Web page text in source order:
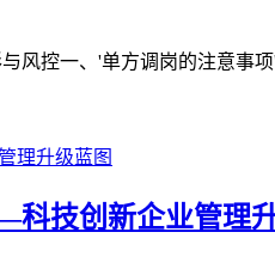
风控一、'单方调岗的注意事
技创新企业管理